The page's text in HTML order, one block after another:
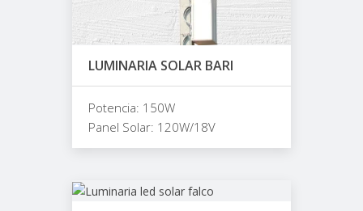
LUMINARIA SOLAR BARI
Potencia: 150W
Panel Solar: 120W/18V